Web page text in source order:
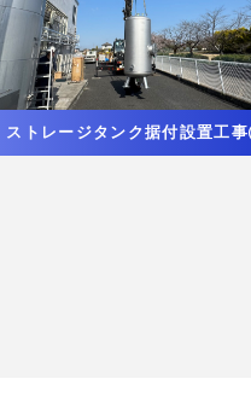
ストレージタンク据付設置工事